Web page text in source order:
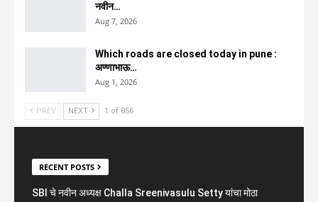
नवीन…
Aug 7, 2026
Which roads are closed today in pune :
अण्णाभाऊ…
Aug 1, 2026
PREV NEXT 1 of 856
RECENT POSTS
SBI चे नवीन अध्यक्ष Challa Sreenivasulu Setty यांचा मोठा